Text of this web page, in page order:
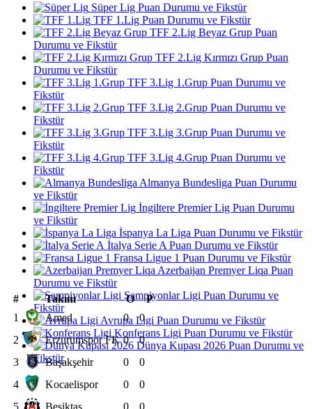
Süper Lig Puan Durumu ve Fikstür
TFF 1.Lig Puan Durumu ve Fikstür
TFF 2.Lig Beyaz Grup Puan
Durumu ve Fikstür
TFF 2.Lig Kırmızı Grup Puan
Durumu ve Fikstür
TFF 3.Lig 1.Grup Puan Durumu ve
Fikstür
TFF 3.Lig 2.Grup Puan Durumu ve
Fikstür
TFF 3.Lig 3.Grup Puan Durumu ve
Fikstür
TFF 3.Lig 4.Grup Puan Durumu ve
Fikstür
Almanya Bundesliga Puan Durumu
ve Fikstür
İngiltere Premier Lig Puan Durumu
ve Fikstür
İspanya La Liga Puan Durumu ve Fikstür
İtalya Serie A Puan Durumu ve Fikstür
Fransa Ligue 1 Puan Durumu ve Fikstür
Azerbaijan Premyer Liqa Puan
Durumu ve Fikstür
Şampiyonlar Ligi Puan Durumu ve
Fikstür
Avrupa Ligi Puan Durumu ve Fikstür
Konferans Ligi Puan Durumu ve Fikstür
Dünya Kupası 2026 Puan Durumu ve
Fikstür
# Takım O
P
1
Amed 0
0
2
Erzurumspor FK 0
0
3
Başakşehir 0
0
4
Kocaelispor 0
0
5
Beşiktaş 0
0